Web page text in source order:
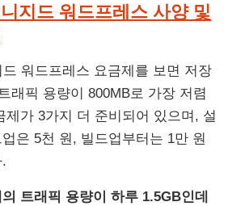
지드 워드프레스 사양 및
워드프레스 요금제를 보면 저장
래픽 용량이 800MB로 가장 저렴
제가 3가지 더 준비되어 있으며, 설
은 5천 원, 빌드업부터는 1만 원
트래픽 용량이 하루 1.5GB인데